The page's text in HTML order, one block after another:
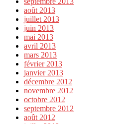
août 2013
juillet 2013
juin 2013
mai 2013
avril 2013
mars 2013
février 2013
janvier 2013
décembre 2012
novembre 2012
octobre 2012
septembre 2012
août 2012